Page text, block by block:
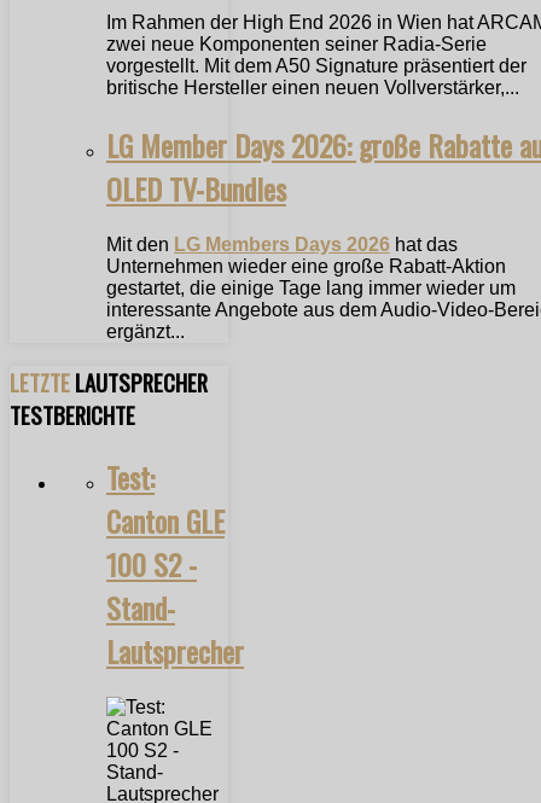
Im Rahmen der High End 2026 in Wien hat
zwei neue Komponenten seiner Radia-Serie
vorgestellt. Mit dem A50 Signature präsentiert der
britische Hersteller einen neuen Vollverstärker,...
LG Member Days 2026: große Rabatte
OLED TV-Bundles
Mit den LG Members Days 2026 hat das
Unternehmen wieder eine große Rabatt-Aktion
gestartet, die einige Tage lang immer wieder um
interessante Angebote aus dem Audio-Video-
ergänzt...
LETZTELAUTSPRECHER
TESTBERICHTE
Test:
Canton GLE
100 S2 -
Stand-
Lautsprecher